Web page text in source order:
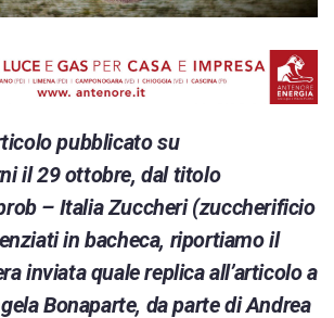
pubblicato su
il 29 ottobre, dal titolo
– Italia Zuccheri (zuccherificio
in bacheca, riportiamo il
inviata quale replica all’articolo a
Bonaparte, da parte di Andrea